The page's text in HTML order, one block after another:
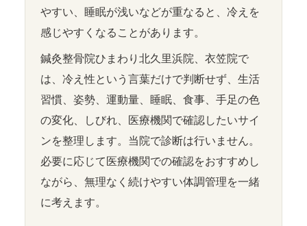
やすい、睡眠が浅いなどが重なると、冷えを
感じやすくなることがあります。
鍼灸整骨院ひまわり北久里浜院、衣笠院で
は、冷え性という言葉だけで判断せず、生活
習慣、姿勢、運動量、睡眠、食事、手足の色
の変化、しびれ、医療機関で確認したいサイ
ンを整理します。当院で診断は行いません。
必要に応じて医療機関での確認をおすすめし
ながら、無理なく続けやすい体調管理を一緒
に考えます。